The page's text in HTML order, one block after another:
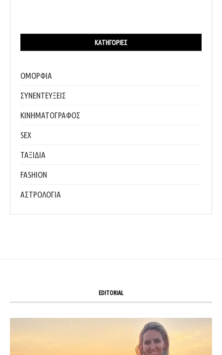
ΚΑΤΗΓΟΡΊΕΣ
ΟΜΟΡΦΙΑ
ΣΥΝΕΝΤΕΥΞΕΙΣ
ΚΙΝΗΜΑΤΟΓΡΑΦΟΣ
SEX
ΤΑΞΙΔΙΑ
FASHION
ΑΣΤΡΟΛΟΓΙΑ
EDITORIAL